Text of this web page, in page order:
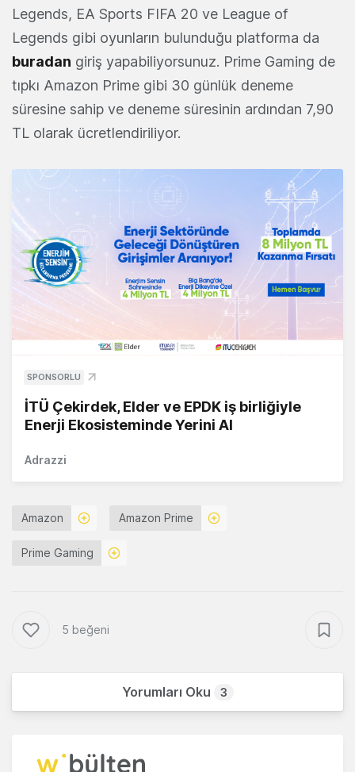
Legends, EA Sports FIFA 20 ve League of
Legends gibi oyunların bulunduğu platforma da
buradan giriş yapabiliyorsunuz. Prime Gaming de
tıpkı Amazon Prime gibi 30 günlük deneme
süresine sahip ve deneme süresinin ardından 7,90
TL olarak ücretlendiriliyor.
SPONSORLU
İTÜ Çekirdek, Elder ve EPDK iş birliğiyle
Enerji Ekosisteminde Yerini Al
Adrazzi
Amazon Amazon Prime
Prime Gaming
5 beğeni
Yorumları Oku 3